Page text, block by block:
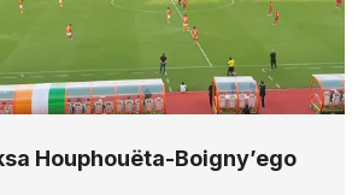
Houphouëta-Boigny’ego